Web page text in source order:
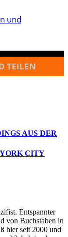
und
TEILEN
AUS DER
CITY
Entspannter
von Buchstaben in
hier seit 2000 und